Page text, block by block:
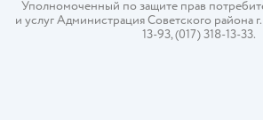
Уполномоченный по защите прав
и услуг Администрация Советского района
13-93, (017) 318-13-33.